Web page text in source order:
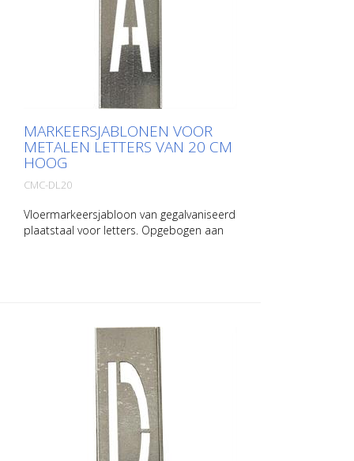
MARKEERSJABLONEN VOOR
METALEN LETTERS VAN 20 CM
HOOG
CMC-DL20
Vloermarkeersjabloon van gegalvaniseerd
plaatstaal voor letters. Opgebogen aan